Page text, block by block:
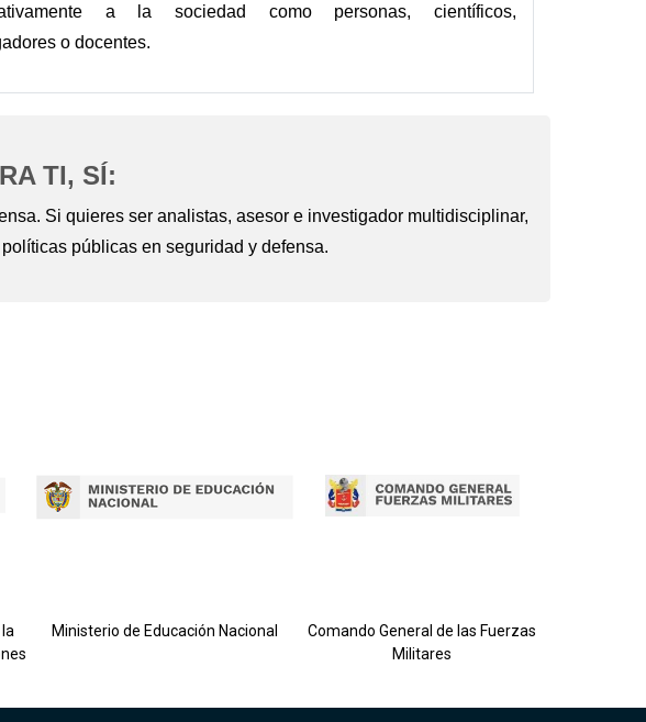
a la sociedad como personas, científicos,
o docentes.
TI, SÍ:
Si quieres ser analistas, asesor e investigador multidisciplinar,
públicas en seguridad y defensa.
Ministerio de Educación Nacional
Comando General de las Fuerzas
Militares